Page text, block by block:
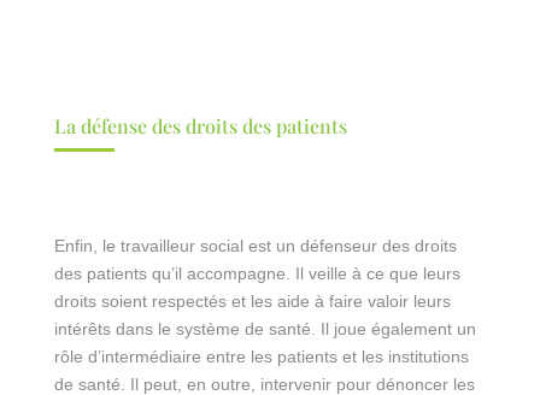
La défense des droits des patients
Enfin, le travailleur social est un défenseur des droits
des patients qu’il accompagne. Il veille à ce que leurs
droits soient respectés et les aide à faire valoir leurs
intérêts dans le système de santé. Il joue également un
rôle d’intermédiaire entre les patients et les institutions
de santé. Il peut, en outre, intervenir pour dénoncer les